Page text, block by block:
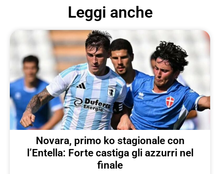
Leggi anche
Novara, primo ko stagionale con
l’Entella: Forte castiga gli azzurri nel
finale